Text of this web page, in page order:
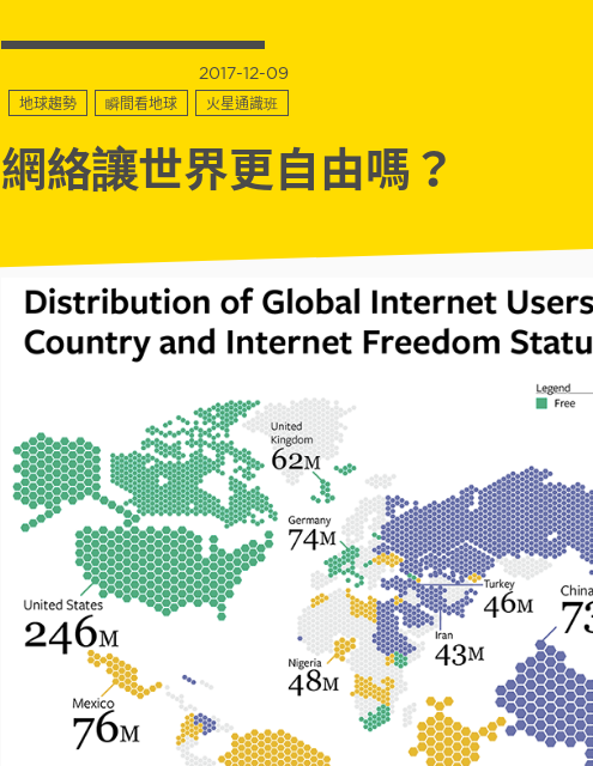
2017-12-09
地球趨勢 瞬間看地球 火星通識班
網絡讓世界更自由嗎？